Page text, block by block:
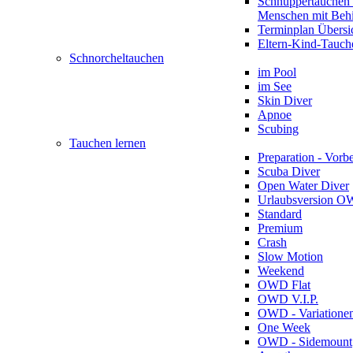
Menschen mit
Terminplan
Eltern-Kind-
Schnorcheltauchen
im Pool
im See
Skin Diver
Apnoe
Scubing
Tauchen lernen
Preparation -
Scuba Diver
Open Water Diver
Urlaubsversion
Standard
Premium
Crash
Slow Motion
Weekend
OWD Flat
OWD V.I.P.
OWD -
One Week
OWD - Sidemount